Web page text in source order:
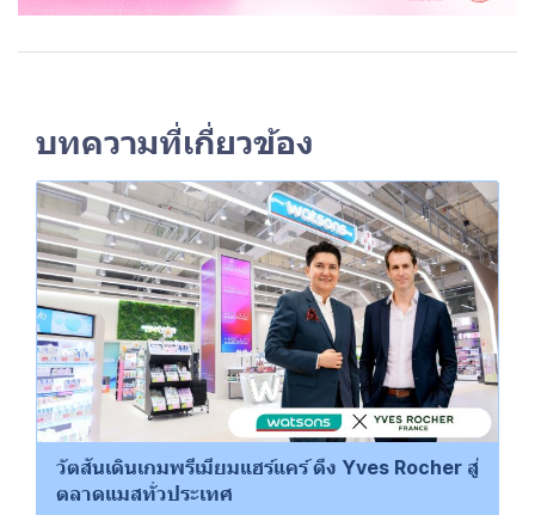
บทความที่เกี่ยวข้อง
วัตสันเดินเกมพรีเมียมแฮร์แคร์ ดึง Yves Rocher สู่
ตลาดแมสทั่วประเทศ